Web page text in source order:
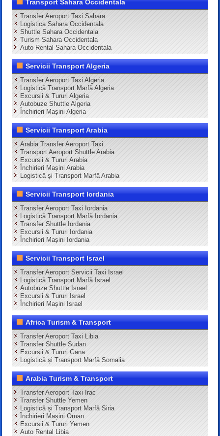
Transport Sahara Occidentala
Transfer Aeroport Taxi Sahara
Logistica Sahara Occidentala
Shuttle Sahara Occidentala
Turism Sahara Occidentala
Auto Rental Sahara Occidentala
Servicii Transport Algeria
Transfer Aeroport Taxi Algeria
Logistică Transport Marfă Algeria
Excursii & Tururi Algeria
Autobuze Shuttle Algeria
Închirieri Mașini Algeria
Servicii Transport Arabia
Arabia Transfer Aeroport Taxi
Transport Aeroport Shuttle Arabia
Excursii & Tururi Arabia
Închirieri Mașini Arabia
Logistică și Transport Marfă Arabia
Servicii Transport Iordania
Transfer Aeroport Taxi Iordania
Logistică Transport Marfă Iordania
Transfer Shuttle Iordania
Excursii & Tururi Iordania
Închirieri Mașini Iordania
Servicii Transport Israel
Transfer Aeroport Servicii Taxi Israel
Logistică Transport Marfă Israel
Autobuze Shuttle Israel
Excursii & Tururi Israel
Închirieri Mașini Israel
Africa Turism & Transport
Transfer Aeroport Taxi Libia
Transfer Shuttle Sudan
Excursii & Tururi Gana
Logistică și Transport Marfă Somalia
Arabia Turism & Transport
Transfer Aeroport Taxi Irac
Transfer Shuttle Yemen
Logistică și Transport Marfă Siria
Închirieri Mașini Oman
Excursii & Tururi Yemen
Auto Rental Libia